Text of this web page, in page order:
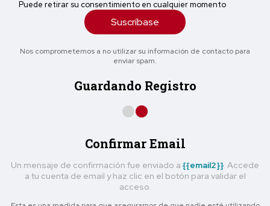
Puede retirar su consentimiento en cualquier momento
Suscríbase
Nos comprometemos a no utilizar su información de contacto para
enviar spam.
Guardando Registro
Confirmar Email
Un mensaje de confirmación fue enviado a {{email2}}. Accede
a tu cuenta de email y haz clic en el botón para validar el
acceso.